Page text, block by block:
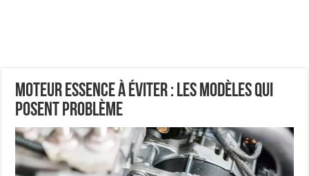
Moteur essence à éviter : les modèles qui
posent problème